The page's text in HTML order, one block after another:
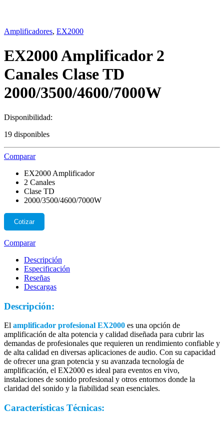
Amplificadores, EX2000
EX2000 Amplificador 2
Canales Clase TD
2000/3500/4600/7000W
Disponibilidad:
19 disponibles
Comparar
EX2000 Amplificador
2 Canales
Clase TD
2000/3500/4600/7000W
Cotizar
Comparar
Descripción
Especificación
Reseñas
Descargas
Descripción:
El amplificador profesional EX2000 es una opción de
amplificación de alta potencia y calidad diseñada para cubrir las
demandas de profesionales que requieren un rendimiento confiable y
de alta calidad en diversas aplicaciones de audio. Con su capacidad
de ofrecer una gran potencia y su avanzada tecnología de
amplificación, el EX2000 es ideal para eventos en vivo,
instalaciones de sonido profesional y otros entornos donde la
claridad del sonido y la fiabilidad sean esenciales.
Características Técnicas: